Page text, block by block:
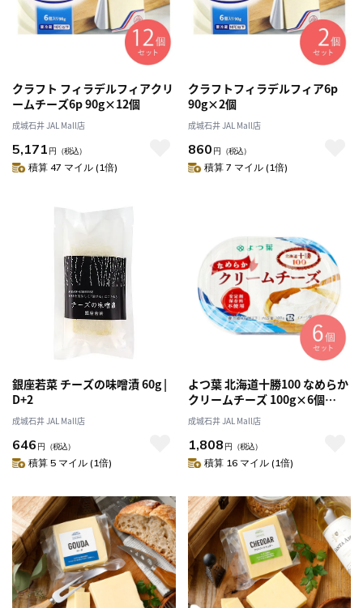
クラフト フィラデルフィアクリ
ームチーズ6p 90g×12個
成城石井 JAL Mall店
5,171 円 （税込）
積算 47 マイル (1倍)
クラフトフィラデルフィア6p
90g×2個
成城石井 JAL Mall店
860 円 （税込）
積算 7 マイル (1倍)
銀座若菜 チーズの味噌漬 60g |
D+2
成城石井 JAL Mall店
646 円 （税込）
積算 5 マイル (1倍)
よつ葉 北海道十勝100 なめらか
クリームチーズ 100g×6個
〔6325〕
成城石井 JAL Mall店
1,808 円 （税込）
積算 16 マイル (1倍)